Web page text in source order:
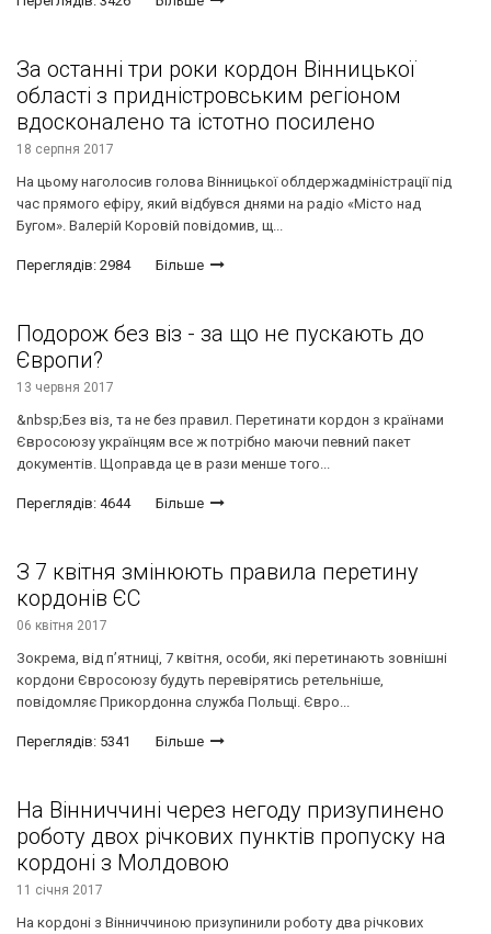
За останні три роки кордон Вінницької
області з придністровським регіоном
вдосконалено та істотно посилено
18 серпня 2017
На цьому наголосив голова Вінницької облдержадміністрації під
час прямого ефіру, який відбувся днями на радіо «Місто над
Бугом». Валерій Коровій повідомив, щ...
Переглядів: 2984 Більше
Подорож без віз - за що не пускають до
Європи?
13 червня 2017
&nbsp;Без віз, та не без правил. Перетинати кордон з країнами
Євросоюзу українцям все ж потрібно маючи певний пакет
документів. Щоправда це в рази менше того...
Переглядів: 4644 Більше
З 7 квітня змінюють правила перетину
кордонів ЄС
06 квітня 2017
Зокрема, від п’ятниці, 7 квітня, особи, які перетинають зовнішні
кордони Євросоюзу будуть перевірятись ретельніше,
повідомляє Прикордонна служба Польщі. Євро...
Переглядів: 5341 Більше
На Вінниччині через негоду призупинено
роботу двох річкових пунктів пропуску на
кордоні з Молдовою
11 січня 2017
На кордоні з Вінниччиною призупинили роботу два річкових